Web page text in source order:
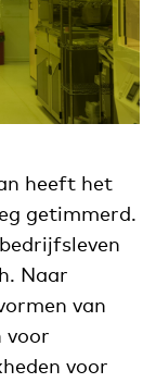
heeft het
getimmerd.
Naar
van
voor
voor